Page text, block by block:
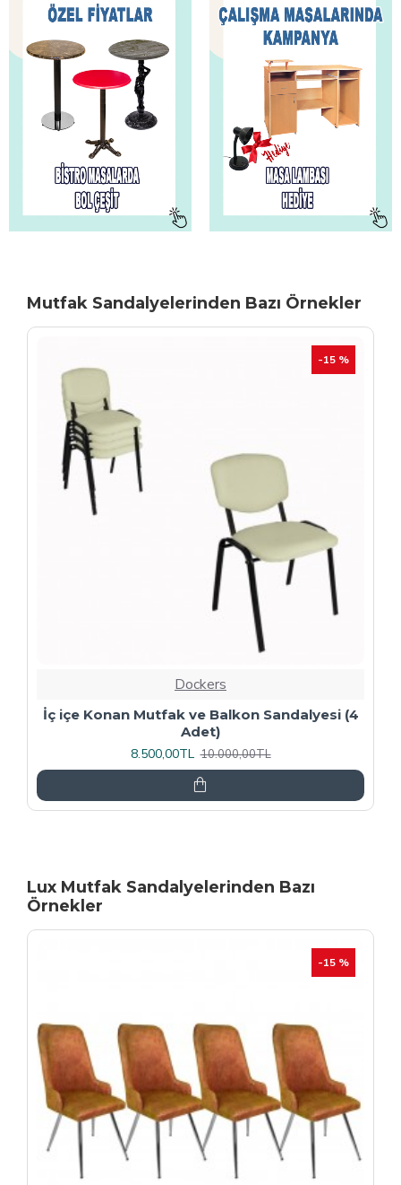
Mutfak Sandalyelerinden Bazı Örnekler
TÜKENIYOR
Dockers
Kapitoneli Sandalye (Deri) (4 Adet) - Yeşil
9.600,00TL 12.000,00TL
Lux Mutfak Sandalyelerinden Bazı
Örnekler
YENI
İHRAÇ FAZLASI
-20 %